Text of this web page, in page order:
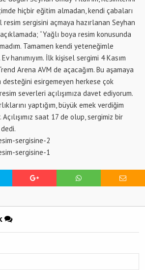
hiçbir eğitim almadan, kendi çabaları
resim sergisini açmaya hazırlanan Seyhan
açıklamada; “Yağlı boya resim konusunda
Tamamen kendi yeteneğimle
hanımıyım. İlk kişisel sergimi 4 Kasım
Arena AVM de açacağım. Bu aşamaya
esirgemeyen herkese çok
severleri açılışımıza davet ediyorum.
yaptığım, büyük emek verdiğim
saat 17 de olup, sergimiz bir
dedi.